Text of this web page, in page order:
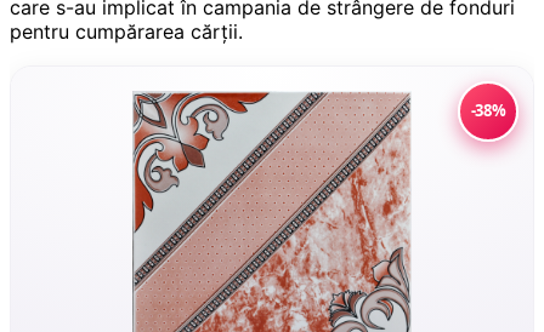
care s-au implicat în campania de strângere de fonduri
pentru cumpărarea cărții.
-38%